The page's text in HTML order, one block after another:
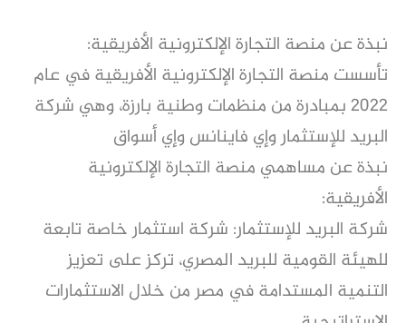
نبذة عن منصة التجارة الإلكترونية الأفريقية:
تأسست منصة التجارة الإلكترونية الأفريقية في عام
2022 بمبادرة من منظمات وطنية بارزة، وهي شركة
البريد للإستثمار وإي فاينانس وإي أسواق
نبذة عن مساهمي منصة التجارة الإلكترونية
الأفريقية:
شركة البريد للإستثمار: شركة استثمار خاصة تابعة
للهيئة القومية للبريد المصري، تركز على تعزيز
التنمية المستدامة في مصر من خلال الاستثمارات